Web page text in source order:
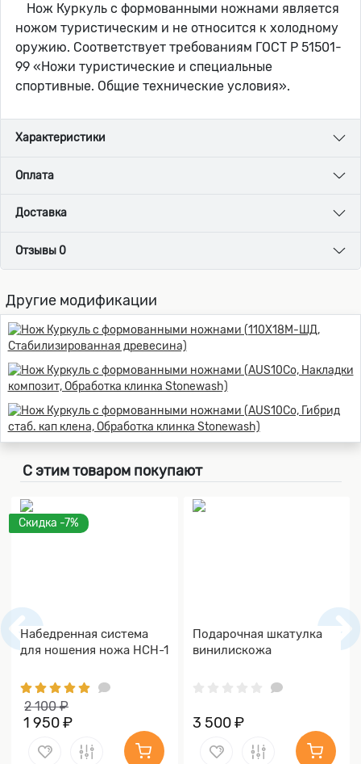
Нож Куркуль с формованными ножнами является
ножом туристическим и не относится к холодному
оружию. Соответствует требованиям ГОСТ Р 51501-
99 «Ножи туристические и специальные
спортивные. Общие технические условия».
Характеристики
Оплата
Доставка
Отзывы 0
Другие модификации
С этим товаром покупают
Скидка -7%
Набедренная система
для ношения ножа НСН-1
2 100 ₽
1 950 ₽
Подарочная шкатулка
винилискожа
3 500 ₽